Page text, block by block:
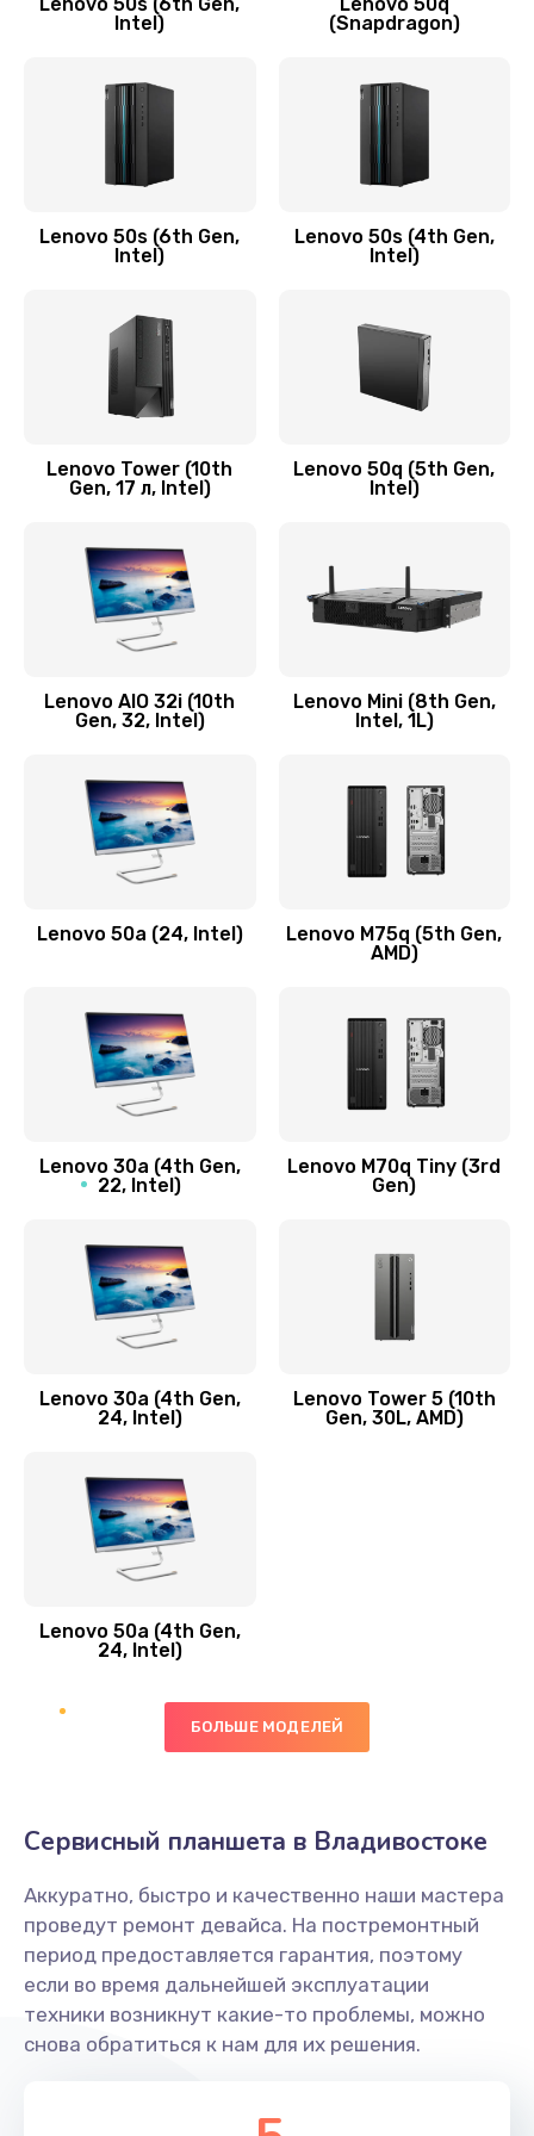
Замена модуля HDMI
590 руб.
Замена задней крышки устройства
Замена микросхемы (звук, контроллер,
процессор)
Замена кнопки включения/выключения
Заказать
600 руб.
Чистка от пыли или влаги
Ремонт элементов корпуса
Заказать
450 руб.
Ремонт цепей питания платы
400 руб.
Заказать
Замена слухового динамика
350 руб.
Intel)
(Snapdragon)
Lenovo 50s (6th Gen,
Intel)
Lenovo 50s (4th Gen,
Intel)
Lenovo Tower (10th
Gen, 17 л, Intel)
Lenovo 50q (5th Gen,
Intel)
Lenovo AIO 32i (10th
Gen, 32, Intel)
Lenovo Mini (8th Gen,
Intel, 1L)
Lenovo 50a (24, Intel)
Lenovo M75q (5th Gen,
AMD)
Lenovo 30a (4th Gen,
22, Intel)
Lenovo M70q Tiny (3rd
Gen)
Lenovo 30a (4th Gen,
24, Intel)
Lenovo Tower 5 (10th
Gen, 30L, AMD)
Lenovo 50a (4th Gen,
24, Intel)
БОЛЬШЕ МОДЕЛЕЙ
Сервисный планшета в Владивостоке
Аккуратно, быстро и качественно наши мастера
проведут ремонт девайса. На постремонтный
период предоставляется гарантия, поэтому
если во время дальнейшей эксплуатации
техники возникнут какие-то проблемы, можно
снова обратиться к нам для их решения.